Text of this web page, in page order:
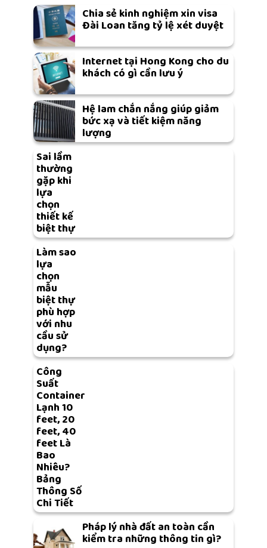
Chia sẻ kinh nghiệm xin visa
Đài Loan tăng tỷ lệ xét duyệt
Internet tại Hong Kong cho du
khách có gì cần lưu ý
Hệ lam chắn nắng giúp giảm
bức xạ và tiết kiệm năng
lượng
Sai lầm
thường
gặp khi
lựa
chọn
thiết kế
biệt thự
Làm sao
lựa
chọn
mẫu
biệt thự
phù hợp
với nhu
cầu sử
dụng?
Công
Suất
Container
Lạnh 10
feet, 20
feet, 40
feet Là
Bao
Nhiêu?
Bảng
Thông Số
Chi Tiết
Pháp lý nhà đất an toàn cần
kiểm tra những thông tin gì?